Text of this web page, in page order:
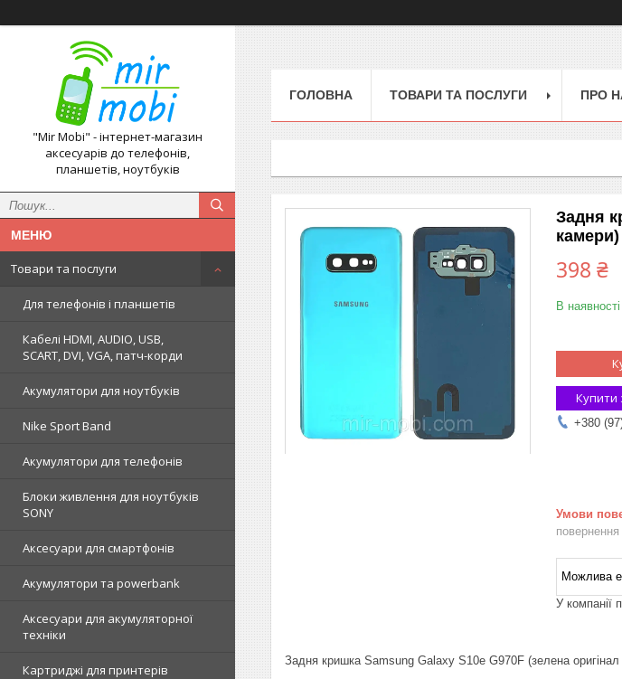
"Mir Mobi" - інтернет-магазин
аксесуарів до телефонів,
планшетів, ноутбуків
Товари та послуги
Для телефонів і планшетів
Кабелі HDMI, AUDIO, USB,
SCART, DVI, VGA, патч-корди
Акумулятори для ноутбуків
Nike Sport Band
Акумулятори для телефонів
Блоки живлення для ноутбуків
SONY
Аксесуари для смартфонів
Акумулятори та powerbank
Аксесуари для акумуляторної
техніки
Картриджі для принтерів
ГОЛОВНА ТОВАРИ ТА ПОСЛУГИ ПРО
Задня
камери)
398 ₴
В наявності
Купити
+380
У компанії
Задня кришка Samsung Galaxy S10e G970F (зелена